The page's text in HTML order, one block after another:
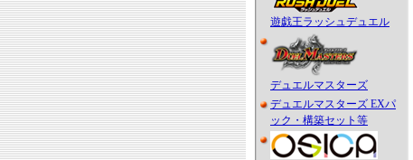
遊戯王ラッシュデュエル
デュエルマスターズ
デュエルマスターズ EXパ
ック・構築セット等